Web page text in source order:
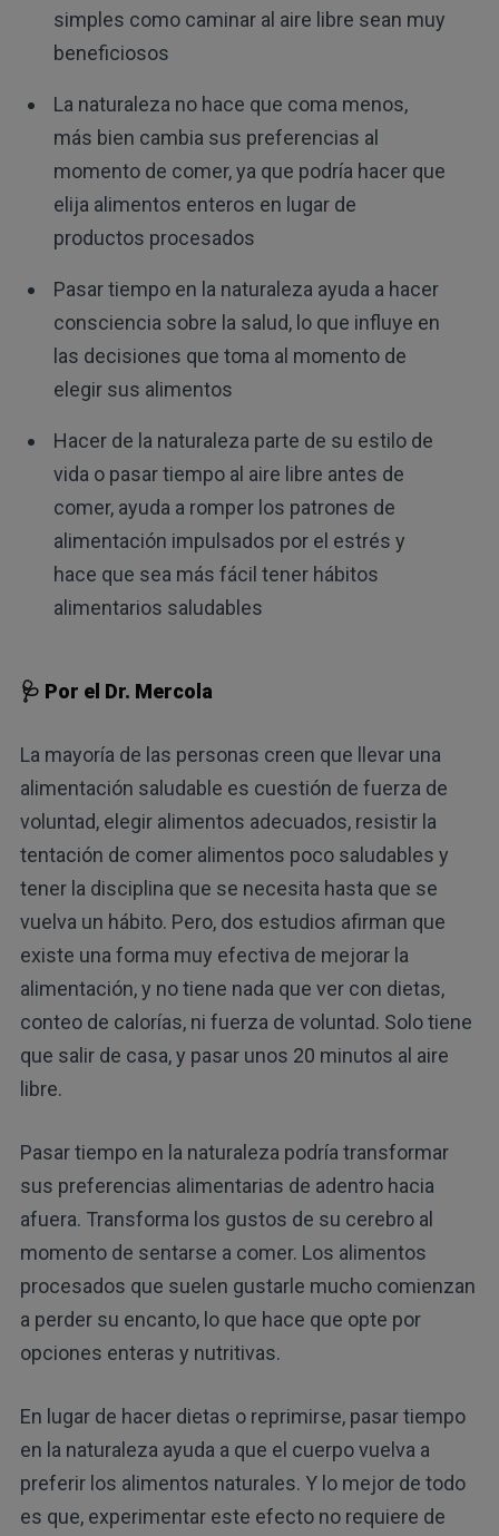
simples como caminar al aire libre sean muy
beneficiosos
La naturaleza no hace que coma menos,
más bien cambia sus preferencias al
momento de comer, ya que podría hacer que
elija alimentos enteros en lugar de
productos procesados
Pasar tiempo en la naturaleza ayuda a hacer
consciencia sobre la salud, lo que influye en
las decisiones que toma al momento de
elegir sus alimentos
Hacer de la naturaleza parte de su estilo de
vida o pasar tiempo al aire libre antes de
comer, ayuda a romper los patrones de
alimentación impulsados ​​por el estrés y
hace que sea más fácil tener hábitos
alimentarios saludables
🩺 Por el Dr. Mercola
La mayoría de las personas creen que llevar una
alimentación saludable es cuestión de fuerza de
voluntad, elegir alimentos adecuados, resistir la
tentación de comer alimentos poco saludables y
tener la disciplina que se necesita hasta que se
vuelva un hábito. Pero, dos estudios afirman que
existe una forma muy efectiva de mejorar la
alimentación, y no tiene nada que ver con dietas,
conteo de calorías, ni fuerza de voluntad. Solo tiene
que salir de casa, y pasar unos 20 minutos al aire
libre.
Pasar tiempo en la naturaleza podría transformar
sus preferencias alimentarias de adentro hacia
afuera. Transforma los gustos de su cerebro al
momento de sentarse a comer. Los alimentos
procesados ​​que suelen gustarle mucho comienzan
a perder su encanto, lo que hace que opte por
opciones enteras y nutritivas.
En lugar de hacer dietas o reprimirse, pasar tiempo
en la naturaleza ayuda a que el cuerpo vuelva a
preferir los alimentos naturales. Y lo mejor de todo
es que, experimentar este efecto no requiere de